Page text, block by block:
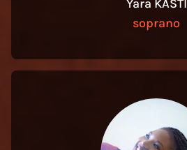
Yara KASTI
soprano